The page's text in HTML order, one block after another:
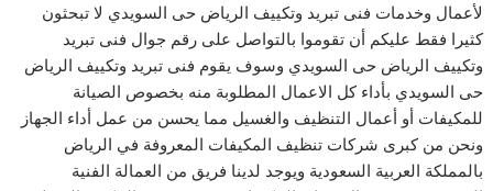
لأعمال وخدمات فنى تبريد وتكييف الرياض حى السويدي لا تبحثون
كثيرا فقط عليكم أن تقوموا بالتواصل على رقم جوال فنى تبريد
وتكييف الرياض حى السويدي وسوف يقوم فنى تبريد وتكييف الرياض
حى السويدي بأداء كل الاعمال المطلوبة منه بخصوص الصيانة
للمكيفات أو أعمال التنظيف والغسيل مما يحسن من عمل أداء الجهاز
ونحن من كبرى شركات تنظيف المكيفات المعروفة في الرياض
بالمملكة العربية السعودية ويوجد لدينا فريق من العمالة الفنية